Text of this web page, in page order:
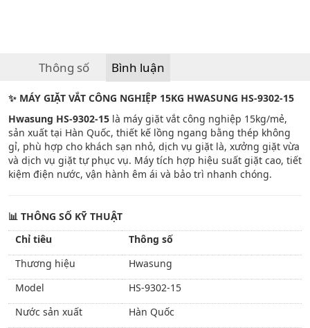
Thông số Bình luận
✨MÁY GIẶT VẮT CÔNG NGHIỆP 15KG HWASUNG HS-9302-15
Hwasung HS-9302-15là máy giặt vắt công nghiệp 15kg/mẻ,
sản xuất tại Hàn Quốc, thiết kế lồng ngang bằng thép không
gỉ, phù hợp cho khách sạn nhỏ, dịch vụ giặt là, xưởng giặt vừa
và dịch vụ giặt tự phục vụ. Máy tích hợp hiệu suất giặt cao, tiết
kiệm điện nước, vận hành êm ái và bảo trì nhanh chóng.
📊 THÔNG SỐ KỸ THUẬT
Chỉ tiêu
Thông số
Thương hiệu
Hwasung
Model
HS-9302-15
Nước sản xuất
Hàn Quốc